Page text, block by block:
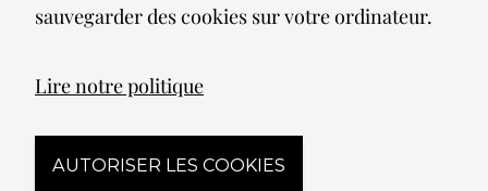
sauvegarder des cookies sur votre ordinateur.
Lire notre politique
AUTORISER LES COOKIES
© 2026 Spot lumiere led. All Rights Reserved
Mentions légales